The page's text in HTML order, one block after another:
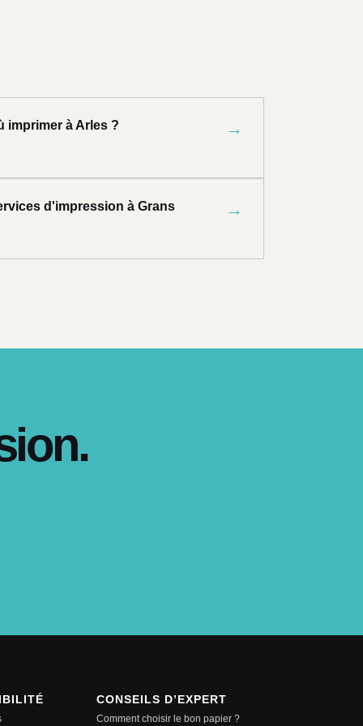
imprimer à Arles ? →
d'impression à Grans →
CONSEILS D’EXPERT
Comment choisir le bon papier ?